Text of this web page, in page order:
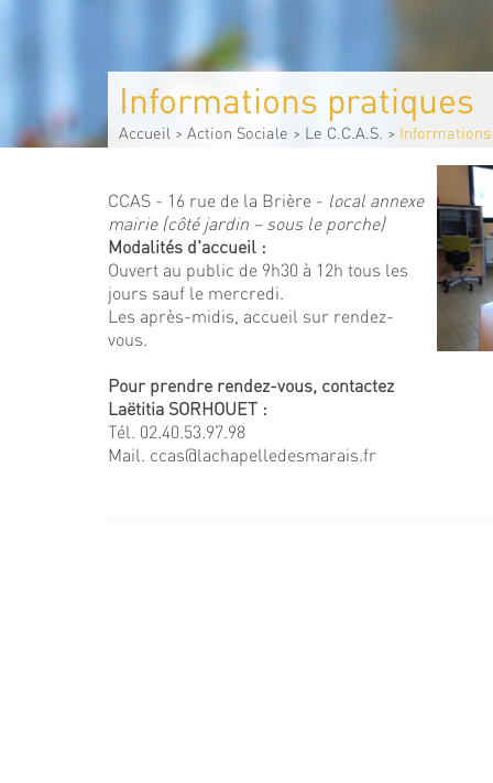
Informations pratiques
Accueil > Action Sociale > Le C.C.A.S. >
CCAS - 16 rue de la Brière - local annexe
mairie (côté jardin – sous le porche)
Modalités d'accueil :
Ouvert au public de 9h30 à 12h tous les
jours sauf le mercredi.
Les après-midis, accueil sur rendez-
vous.
Pour prendre rendez-vous, contactez
Laëtitia SORHOUET :
Tél. 02.40.53.97.98
Mail. ccas@lachapelledesmarais.fr